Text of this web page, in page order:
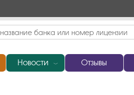
Новости ﹀ Отзывы